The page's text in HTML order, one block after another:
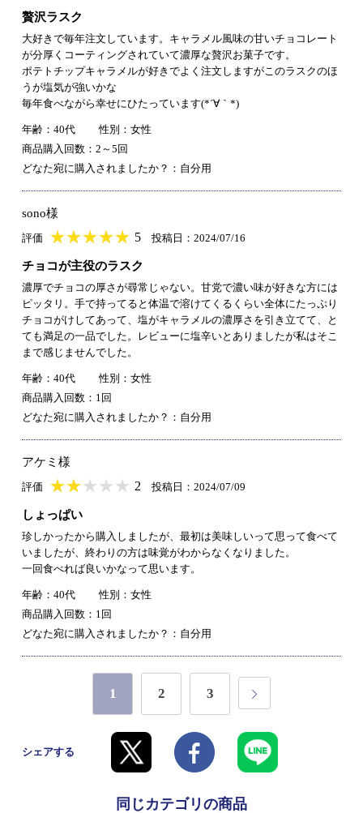
贅沢ラスク
大好きで毎年注文しています。キャラメル風味の甘いチョコレート
が分厚くコーティングされていて濃厚な贅沢お菓子です。
ポテトチップキャラメルが好きでよく注文しますがこのラスクのほ
うが塩気が強いかな
毎年食べながら幸せにひたっています(*´∀｀*)
年齢：40代
性別：女性
商品購入回数：2～5回
どなた宛に購入されましたか？：自分用
sono様
評価 ★★★★★
★★★★★ 5 投稿日：2024/07/16
チョコが主役のラスク
濃厚でチョコの厚さが尋常じゃない。甘党で濃い味が好きな方には
ピッタリ。手で持ってると体温で溶けてくるくらい全体にたっぷり
チョコがけしてあって、塩がキャラメルの濃厚さを引き立てて、と
ても満足の一品でした。レビューに塩辛いとありましたが私はそこ
まで感じませんでした。
年齢：40代
性別：女性
商品購入回数：1回
どなた宛に購入されましたか？：自分用
アケミ様
評価 ★★★★★
★★★★★ 2 投稿日：2024/07/09
しょっぱい
珍しかったから購入しましたが、最初は美味しいって思って食べて
いましたが、終わりの方は味覚がわからなくなりました。
一回食べれば良いかなって思います。
年齢：40代
性別：女性
商品購入回数：1回
どなた宛に購入されましたか？：自分用
1 2 3
シェアする
同じカテゴリの商品